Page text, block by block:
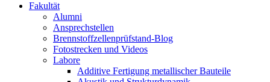
Fakultät
Alumni
Ansprechstellen
Brennstoffzellenprüfstand-Blog
Fotostrecken und Videos
Labore
Additive Fertigung metallischer Bauteile